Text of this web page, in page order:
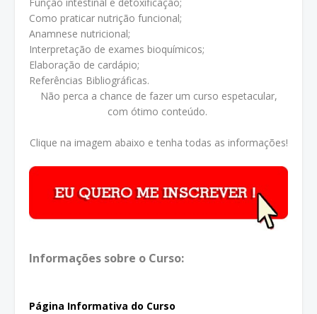
Como praticar nutrição funcional;
Anamnese nutricional;
Interpretação de exames bioquímicos;
Elaboração de cardápio;
Referências Bibliográficas.
Não perca a chance de fazer um curso espetacular,
com ótimo conteúdo.
Clique na imagem abaixo e tenha todas as informações!
Informações sobre o Curso:
Página Informativa do Curso